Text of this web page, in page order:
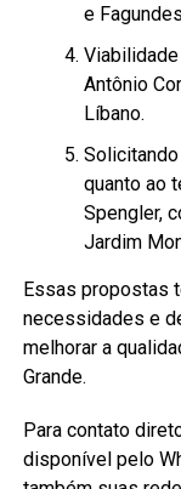
e
Antônio
Líbano.
quanto ao
Spengler,
Jardim
Essas propostas
necessidades e
melhorar a
Grande.
Para contato
disponível pelo